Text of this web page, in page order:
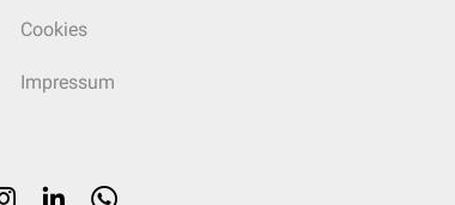
Cookies
Impressum